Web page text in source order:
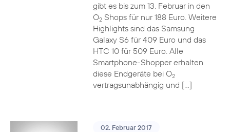
gibt es bis zum 13. Februar in den
O2Shops für nur 188 Euro. Weitere
Highlights sind das Samsung
Galaxy S6 für 409 Euro und das
HTC 10 für 509 Euro. Alle
Smartphone-Shopper erhalten
diese Endgeräte bei O2
vertragsunabhängig und […]
02. Februar 2017